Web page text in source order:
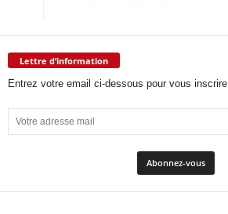
Lettre d’information
Entrez votre email ci-dessous pour vous inscrire